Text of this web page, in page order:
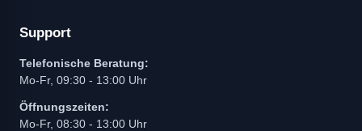
Support
Telefonische Beratung:
Mo-Fr, 09:30 - 13:00 Uhr
Öffnungszeiten:
Mo-Fr, 08:30 - 13:00 Uhr